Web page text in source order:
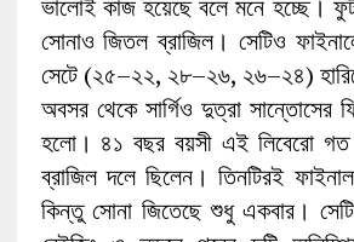
ভালোই কাজ হয়েছে বলে মনে হচ্ছে।
সোনাও জিতল ব্রাজিল। সেটিও
সেটে (২৫–২২, ২৮–২৬, ২৬–২৪)
অবসর থেকে সার্গিও দুত্রা সান্তোসের
হলো। ৪১ বছর বয়সী এই লিবেরো গত
ব্রাজিল দলে ছিলেন। তিনটিরই
কিন্তু সোনা জিতেছে শুধু একবার।